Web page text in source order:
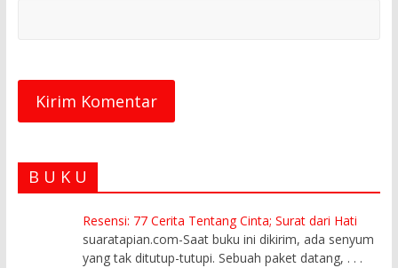
B U K U
Resensi: 77 Cerita Tentang Cinta; Surat dari Hati
suaratapian.com-Saat buku ini dikirim, ada senyum
yang tak ditutup-tutupi. Sebuah paket datang, . . .